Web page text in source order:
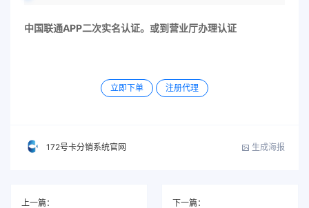
中国联通APP二次实名认证。或到营业厅办理认证
立即下单 注册代理
172号卡分销系统官网 生成海报
上一篇：
下一篇：